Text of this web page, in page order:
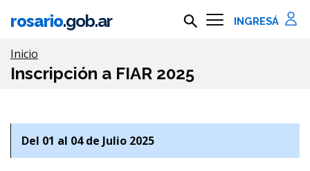
Ir al contenido principal
rosario.gob.ar Buscar en rosario.gob.ar
Información importante
Inicio
Inscripción a FIAR 2025
Del 01 al 04 de Julio 2025